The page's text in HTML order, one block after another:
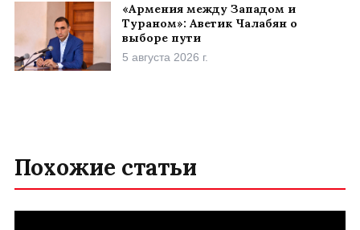
«Армения между Западом и
Тураном»: Аветик Чалабян о
выборе пути
5 августа 2026 г.
Похожие статьи